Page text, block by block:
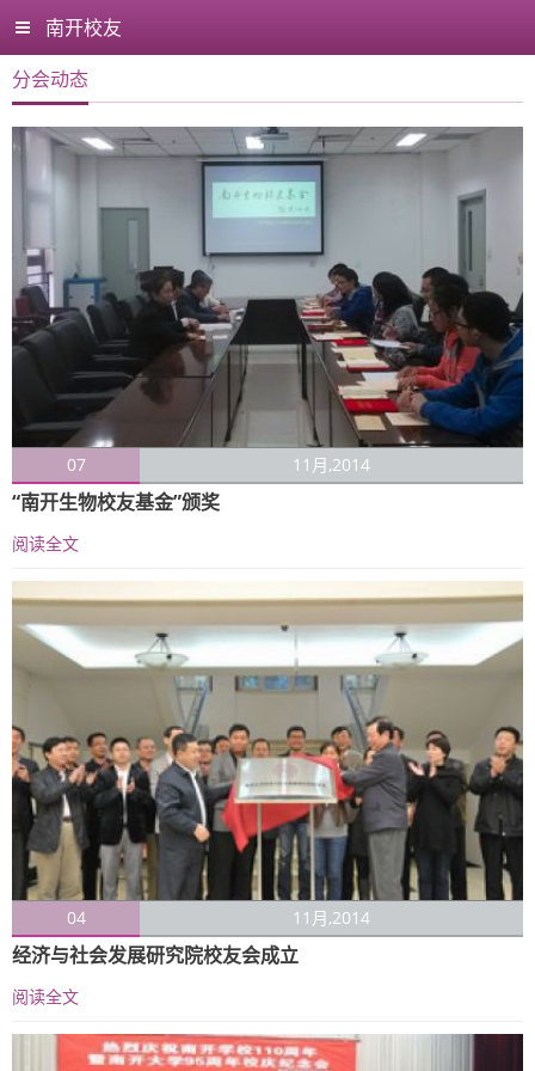
南开校友
分会动态
07 11月,2014
“南开生物校友基金”颁奖
阅读全文
04 11月,2014
经济与社会发展研究院校友会成立
阅读全文